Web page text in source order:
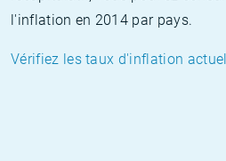
l'inflation en 2014 par pays.
Vérifiez les taux d'inflation